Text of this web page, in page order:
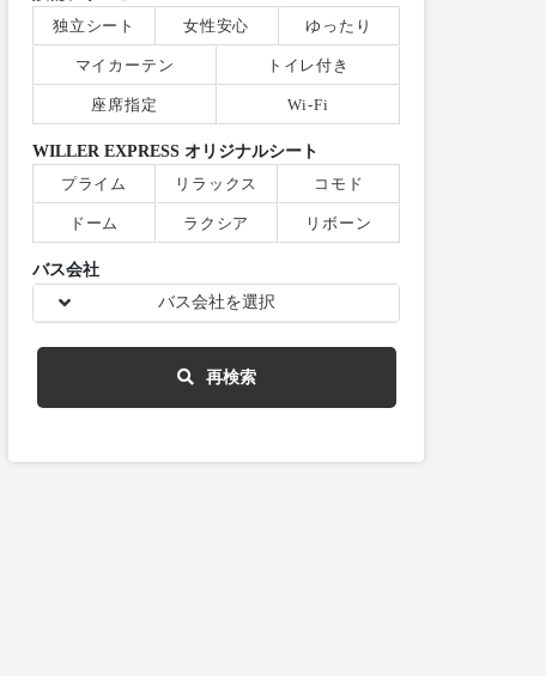
独立シート
女性安心 ゆったり
マイカーテン トイレ付き
座席指定 Wi-Fi
WILLER EXPRESS オリジナルシート
プライム
リラックス コモド
ドーム ラクシア リボーン
バス会社
バス会社を選択
再検索